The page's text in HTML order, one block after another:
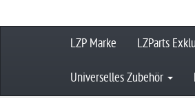
LZP Marke LZParts
Universelles Zubehör